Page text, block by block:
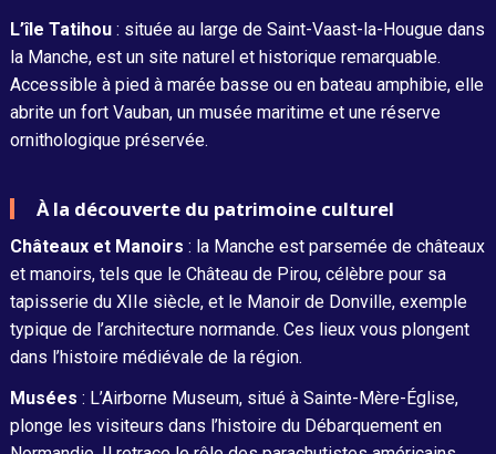
L’île Tatihou: située au large de Saint-Vaast-la-Hougue dans
la Manche, est un site naturel et historique remarquable.
Accessible à pied à marée basse ou en bateau amphibie, elle
abrite un fort Vauban, un musée maritime et une réserve
ornithologique préservée.
À la découverte du patrimoine culturel
Châteaux et Manoirs : la Manche est parsemée de châteaux
et manoirs, tels que le Château de Pirou, célèbre pour sa
tapisserie du XIIe siècle, et le Manoir de Donville, exemple
typique de l’architecture normande. Ces lieux vous plongent
dans l’histoire médiévale de la région.
Musées : L’Airborne Museum, situé à Sainte-Mère-Église,
plonge les visiteurs dans l’histoire du Débarquement en